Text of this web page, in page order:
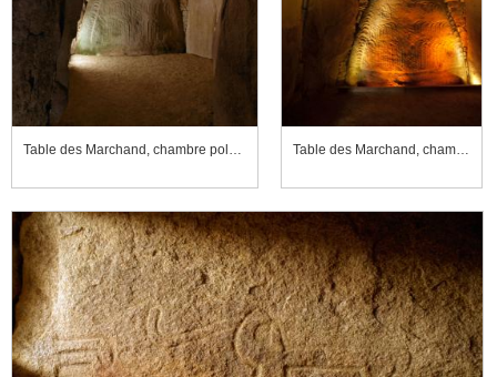
Table des Marchand, chambre polygonale Table des Marchand, chambre polygonale mise en lumière